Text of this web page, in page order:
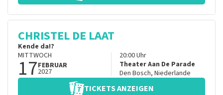
CHRISTEL DE LAAT
Kende da!?
MITTWOCH
17FEBRUAR
2027
20:00Uhr
Theater Aan De Parade
Den Bosch, Niederlande
TICKETS ANZEIGEN